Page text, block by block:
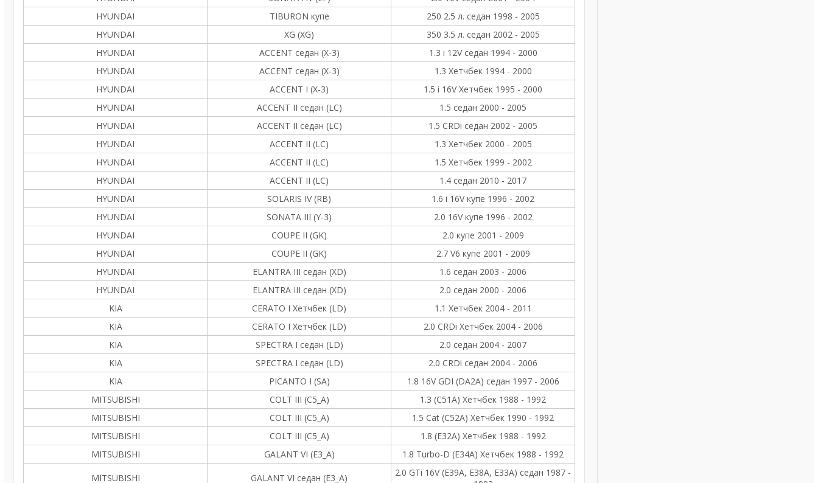
HYUNDAI
TIBURON купе
250 2.5 л. седан 1998 - 2005
HYUNDAI
XG (XG)
350 3.5 л. седан 2002 - 2005
HYUNDAI
ACCENT седан (X-3)
1.3 i 12V седан 1994 - 2000
HYUNDAI
ACCENT седан (X-3)
1.3 Хетчбек 1994 - 2000
HYUNDAI
ACCENT I (X-3)
1.5 i 16V Хетчбек 1995 - 2000
HYUNDAI
ACCENT II седан (LC)
1.5 седан 2000 - 2005
HYUNDAI
ACCENT II седан (LC)
1.5 CRDi седан 2002 - 2005
HYUNDAI
ACCENT II (LC)
1.3 Хетчбек 2000 - 2005
HYUNDAI
ACCENT II (LC)
1.5 Хетчбек 1999 - 2002
HYUNDAI
ACCENT II (LC)
1.4 седан 2010 - 2017
HYUNDAI
SOLARIS IV (RB)
1.6 i 16V купе 1996 - 2002
HYUNDAI
SONATA III (Y-3)
2.0 16V купе 1996 - 2002
HYUNDAI
COUPE II (GK)
2.0 купе 2001 - 2009
HYUNDAI
COUPE II (GK)
2.7 V6 купе 2001 - 2009
HYUNDAI
ELANTRA III седан (XD)
1.6 седан 2003 - 2006
HYUNDAI
ELANTRA III седан (XD)
2.0 седан 2000 - 2006
KIA
CERATO I Хетчбек (LD)
1.1 Хетчбек 2004 - 2011
KIA
CERATO I Хетчбек (LD)
2.0 CRDi Хетчбек 2004 - 2006
KIA
SPECTRA I седан (LD)
2.0 седан 2004 - 2007
KIA
SPECTRA I седан (LD)
2.0 CRDi седан 2004 - 2006
KIA
PICANTO I (SA)
1.8 16V GDI (DA2A) седан 1997 - 2006
MITSUBISHI
COLT III (C5_A)
1.3 (C51A) Хетчбек 1988 - 1992
MITSUBISHI
COLT III (C5_A)
1.5 Cat (C52A) Хетчбек 1990 - 1992
MITSUBISHI
COLT III (C5_A)
1.8 (E32A) Хетчбек 1988 - 1992
MITSUBISHI
GALANT VI (E3_A) 1.8 Turbo-D (E34A) Хетчбек 1988 - 1992
MITSUBISHI GALANT VI седан (E3_A)
2.0 GTi 16V (E39A, E38A, E33A) седан 1987 -